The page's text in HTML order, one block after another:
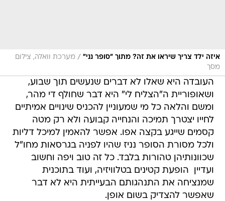
איזה ילד צריך שיראו את זה? מתוך "סופר נני" / מערכת וואלה, צילום
מסך
העובדה היא שאלו לא דברים שנעשים תוך שבוע,
ושאופוריית ה"הצליח לי" היא דבר שחולף די מהר,
ומשם והלאה כל מי שמעוניין להכניס שינויים אמיתיים
לחייו יצטרך תמיכה והנחייה קבועה ולא רק מטה
קסמים שייגע בקצה אפו. אפשר להאמין למיכל דליות
ולכל מסורת הסופר נניז שהיו לפניה בגרסאות מחו"ל
שכוונותיהן טהורות בלבד. כל זה טוב ויפה וחשוב
ועדיין  הופעת קטינים בטלוויזיה, ועוד בתוכנית
שמנציחה את התנהגותם הבעייתית היא לא דבר
שאפשר להצדיק בשום אופן.